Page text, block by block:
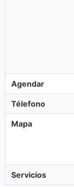
Agendar
Télefono
Mapa
Servicios